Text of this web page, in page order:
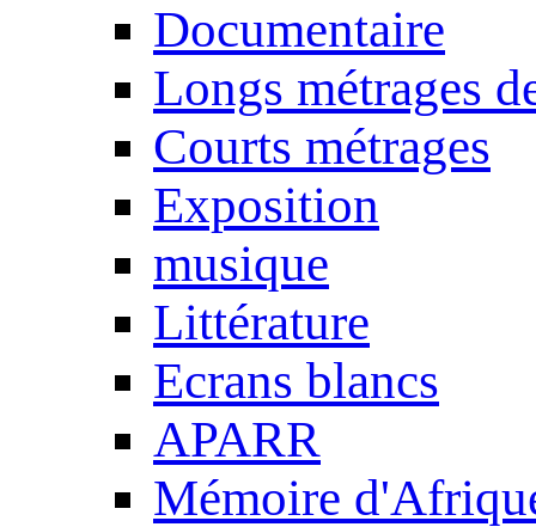
Documentaire
Longs métrages
Courts métrages
Exposition
musique
Littérature
Ecrans blancs
APARR
Mémoire